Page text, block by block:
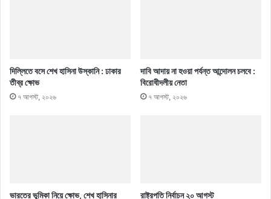
দিল্লিতে বসে শেখ হাসিনা উস্কানি : ঢাকার
তীব্র ক্ষোভ
৭ আগস্ট, ২০২৬
দাবি আদায় না হওয়া পর্যন্ত আন্দোলন চলবে :
বিরোধীদলীয় নেতা
৭ আগস্ট, ২০২৬
ভারতের ভূমিকা নিয়ে ক্ষোভ, শেখ হাসিনার রাষ্ট্রপতি নির্বাচন ২০ আগস্ট